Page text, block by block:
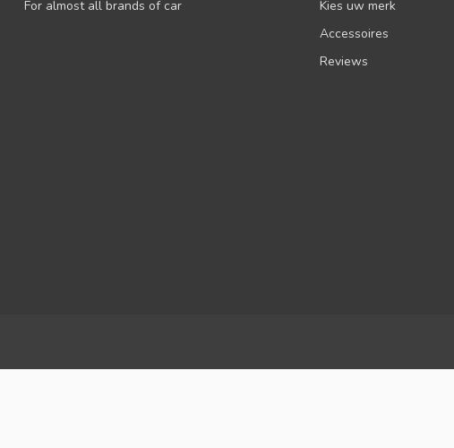
For almost all brands of car
Kies uw merk
Accessoires
Reviews